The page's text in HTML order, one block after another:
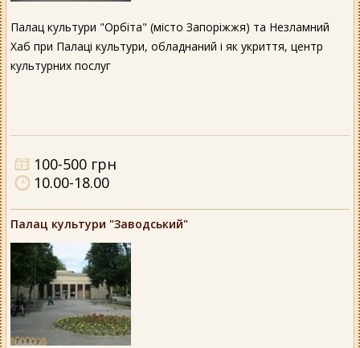
Палац культури "Орбіта" (місто Запоріжжя) та Незламний
Хаб при Палаці культури, обладнаний і як укриття, центр
культурних послуг
100-500 грн
10.00-18.00
Палац культури "Заводський"